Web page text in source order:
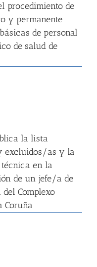
procedimiento de
y permanente
de personal
de salud de
la lista
excluidos/as y la
en la
de un jefe/a de
Complexo
Coruña